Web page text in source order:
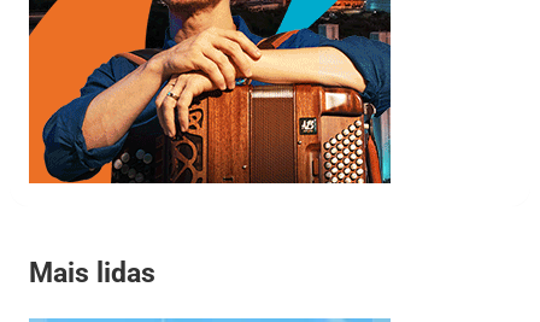
Mais lidas